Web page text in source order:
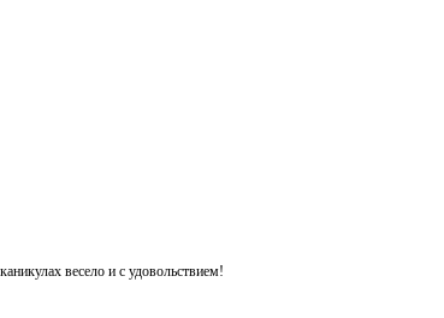
весело и с удовольствием!